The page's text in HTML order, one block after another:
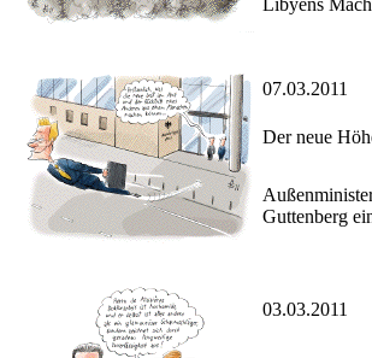
Libyens
07.03.2011
Der neue
Guttenberg
03.03.2011